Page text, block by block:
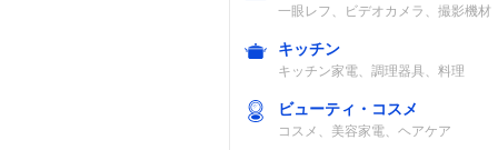
一眼レフ、ビデオカメラ、撮影機材
キッチン
キッチン家電、調理器具、料理
ビューティ・コスメ
コスメ、美容家電、ヘアケア